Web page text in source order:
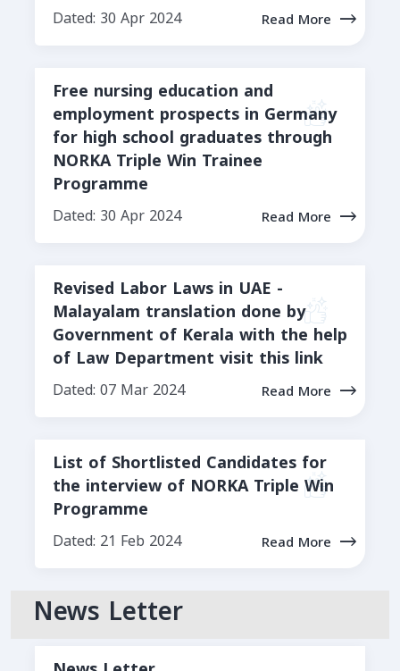
Dated: 30 Apr 2024 Read More
Free nursing education and
employment prospects in Germany
for high school graduates through
NORKA Triple Win Trainee
Programme
Dated: 30 Apr 2024 Read More
Revised Labor Laws in UAE -
Malayalam translation done by
Government of Kerala with the help
of Law Department visit this link
Dated: 07 Mar 2024 Read More
List of Shortlisted Candidates for
the interview of NORKA Triple Win
Programme
Dated: 21 Feb 2024 Read More
News Letter